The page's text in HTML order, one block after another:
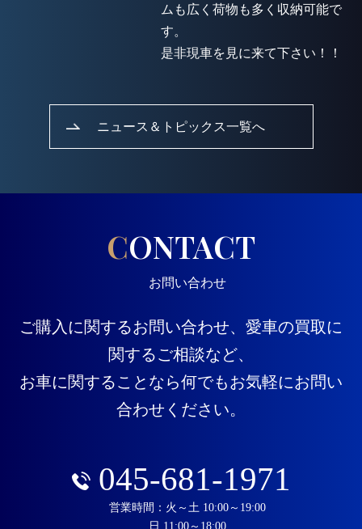
ムも広く荷物も多く収納可能で
す。
是非現車を見に来て下さい！！
ニュース＆トピックス一覧へ
CONTACT
お問い合わせ
ご購入に関するお問い合わせ、愛車の買取に
関するご相談など、
お車に関することなら何でもお気軽にお問い
合わせください。
045-681-1971
営業時間：火～土 10:00～19:00
日 11:00～18:00